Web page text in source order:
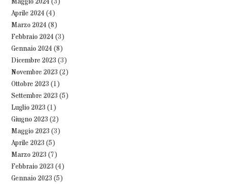
Aprile 2024(4)
Marzo 2024(8)
Febbraio 2024(3)
Gennaio 2024(8)
Dicembre 2023 (3)
Novembre 2023 (2)
Ottobre 2023 (1)
Settembre 2023 (5)
Luglio 2023 (1)
Giugno 2023 (2)
Maggio 2023 (3)
Aprile 2023 (5)
Marzo 2023 (7)
Febbraio 2023 (4)
Gennaio 2023 (5)